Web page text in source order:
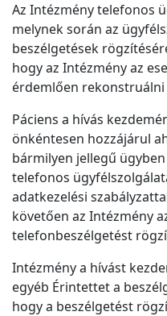
Az Intézmény telefonos
melynek során az
beszélgetések
hogy az Intézmény az
érdemlően
Páciens a hívás
önkéntesen hozzájárul
bármilyen jellegű
telefonos
adatkezelési
követően az Intézmény
telefonbeszélgetést
Intézmény a hívást
egyéb Érintettet a
hogy a beszélgetést